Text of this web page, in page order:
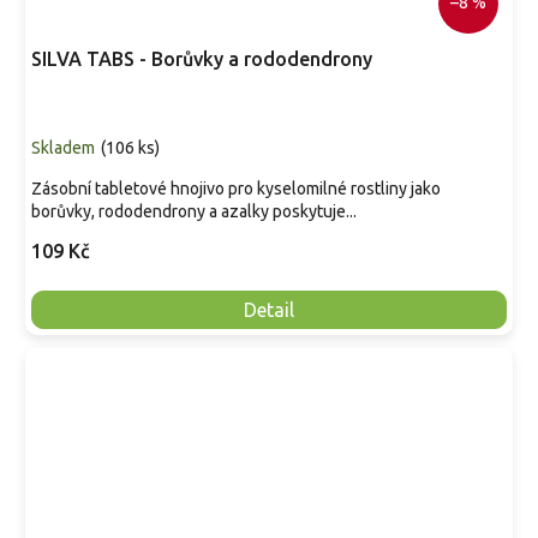
SILVA TABS - Borůvky a rododendrony
Skladem (106 ks)
109 Kč
Detail
Zásobní tabletové hnojivo pro kyselomilné rostliny jako
borůvky, rododendrony a azalky poskytuje...